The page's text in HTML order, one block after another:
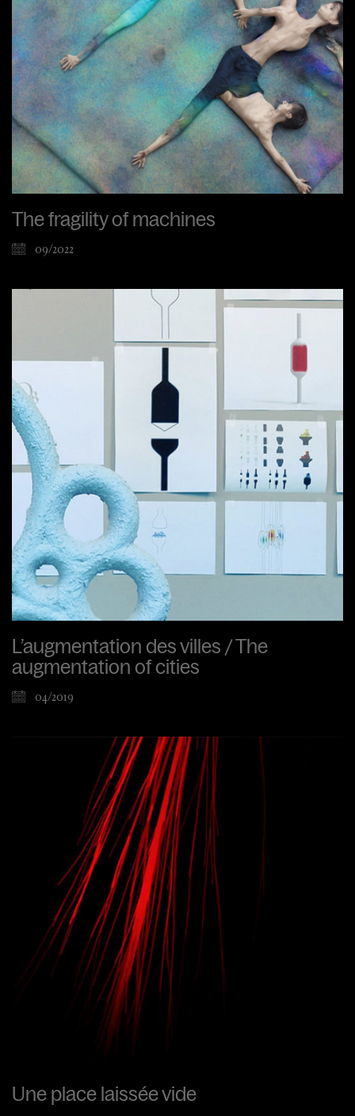
The fragility of machines
09/2022
L’augmentation des villes / The
augmentation of cities
04/2019
Une place laissée vide